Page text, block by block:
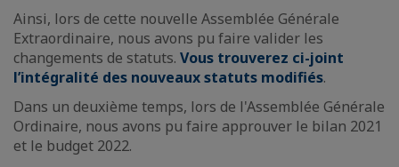
Ainsi, lors de cette nouvelle Assemblée Générale
Extraordinaire, nous avons pu faire valider les
changements de statuts. Vous trouverez ci-joint
l’intégralité des nouveaux statuts modifiés.
Dans un deuxième temps, lors de l'Assemblée Générale
Ordinaire, nous avons pu faire approuver le bilan 2021
et le budget 2022.